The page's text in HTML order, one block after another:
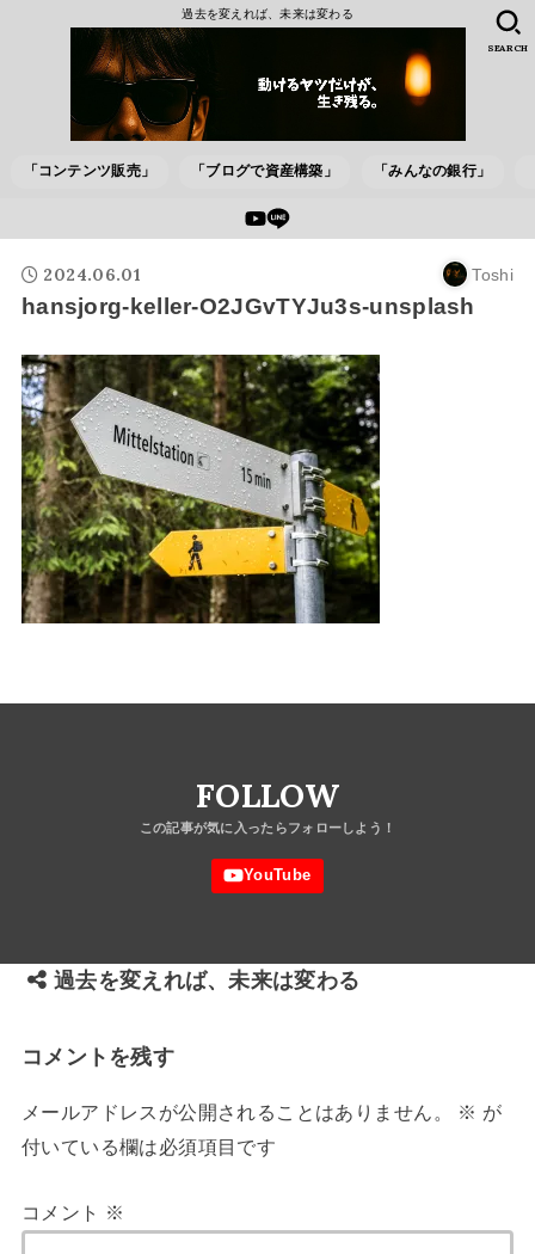
過去を変えれば、未来は変わる
「コンテンツ販売」 「ブログで資産構築」 「みんなの銀行」
SEARCH
2024.06.01 Toshi
hansjorg-keller-O2JGvTYJu3s-unsplash
FOLLOW
過去を変えれば、未来は変わる
コメントを残す
メールアドレスが公開されることはありません。 ※ が
付いている欄は必須項目です
コメント ※